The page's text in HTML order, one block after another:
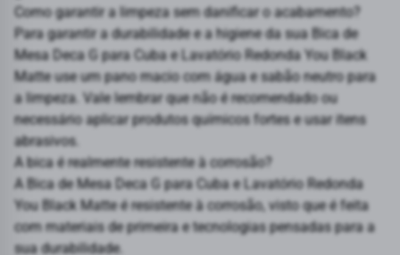
Como garantir a limpeza sem danificar o acabamento?
Para garantir a durabilidade e a higiene da sua Bica de
Mesa Deca G para Cuba e Lavatório Redonda You Black
Matte use um pano macio com água e sabão neutro para
a limpeza. Vale lembrar que não é recomendado ou
necessário aplicar produtos químicos fortes e usar itens
abrasivos.
A bica é realmente resistente à corrosão?
A Bica de Mesa Deca G para Cuba e Lavatório Redonda
You Black Matte é resistente à corrosão, visto que é feita
com materiais de primeira e tecnologias pensadas para a
sua durabilidade.